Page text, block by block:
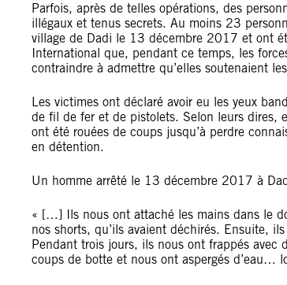
Parfois, après de telles opérations, des
illégaux et tenus secrets. Au moins 23
village de Dadi le 13 décembre 2017 et ont
International que, pendant ce temps, les
contraindre à admettre qu’elles soutenaient
Les victimes ont déclaré avoir eu les yeux
de fil de fer et de pistolets. Selon leurs dires,
ont été rouées de coups jusqu’à perdre
en détention.
Un homme arrêté le 13 décembre 2017 à
« […] Ils nous ont attaché les mains dans le
nos shorts, qu’ils avaient déchirés. Ensuite,
Pendant trois jours, ils nous ont frappés avec
coups de botte et nous ont aspergés d’eau…